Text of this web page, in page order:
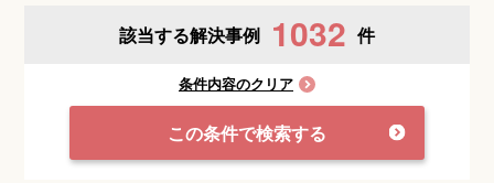
該当する解決事例 1032 件
条件内容のクリア
この条件で検索する